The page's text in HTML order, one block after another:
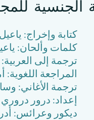
كتابة وإخراج:
كلمات وألحان:
ترجمة إلى
المراجعة اللغوية:
ترجمة الأغاني:
إعداد: درور دروري
ديكور وعرائس: